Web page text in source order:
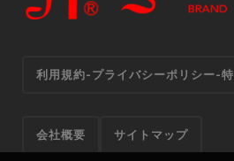
利用規約-プライバシーポリシー-
会社概要 サイトマップ